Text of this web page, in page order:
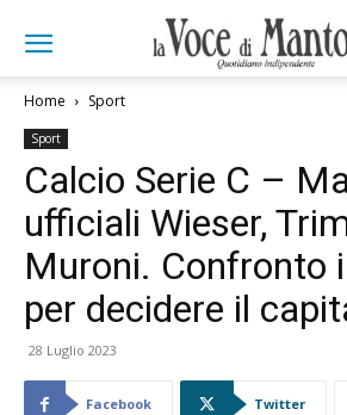
Home Sport
Sport
Calcio Serie C –
ufficiali Wieser,
Muroni. Confronto
per decidere il
28 Luglio 2023
Facebook Twitter